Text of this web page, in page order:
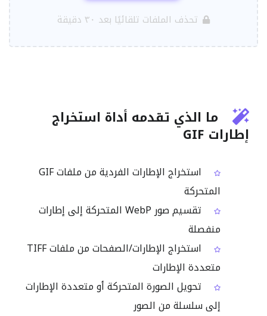
تحذف الملفات تلقائيًا بعد ٣٠ دقيقة
ما الذي تقدمه أداة استخراج
إطارات GIF
استخراج الإطارات الفردية من ملفات GIF
المتحركة
تقسيم صور WebP المتحركة إلى إطارات
منفصلة
استخراج الإطارات/الصفحات من ملفات TIFF
متعددة الإطارات
تحويل الصورة المتحركة أو متعددة الإطارات
إلى سلسلة من الصور